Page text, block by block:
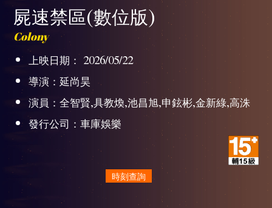
屍速禁區(數位版)
Colony
上映日期： 2026/05/22
導演：延尚昊
演員：全智賢,具教煥,池昌旭,申鉉彬,金新綠,高洙
發行公司：車庫娛樂
時刻查詢